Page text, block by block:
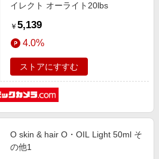
イレクト オーライト20lbs
￥ 5,139
4.0%
ストアにすすむ
O skin & hair O・OIL Light 50ml そ
の他1